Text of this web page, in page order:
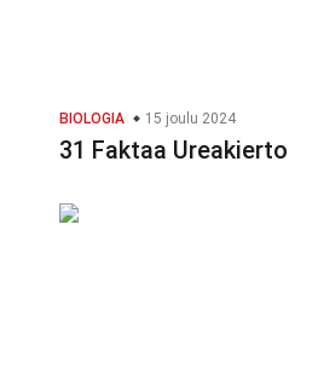
BIOLOGIA 15 joulu 2024
31 Faktaa Ureakierto